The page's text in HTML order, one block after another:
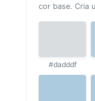
cor base. Cria
#dadddf